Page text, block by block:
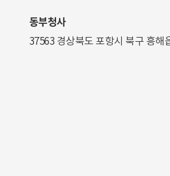
동부청사
37563 경상북도 포항시 북구 흥해